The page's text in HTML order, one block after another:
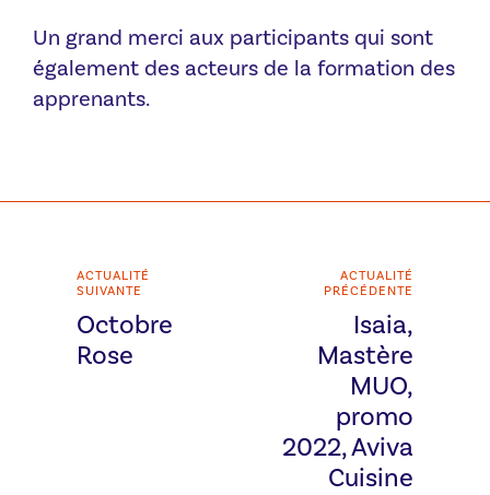
Un grand merci aux participants qui sont
également des acteurs de la formation des
apprenants.
ACTUALITÉ
SUIVANTE
Octobre
Rose
ACTUALITÉ
PRÉCÉDENTE
Isaia,
Mastère
MUO,
promo
2022, Aviva
Cuisine